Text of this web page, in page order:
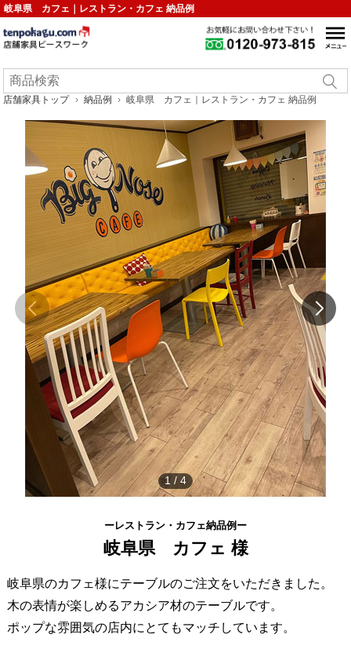
岐阜県 カフェ｜レストラン・カフェ 納品例
店舗家具トップ 納品例 岐阜県 カフェ｜レストラン・カフェ 納品例
1 / 4
ーレストラン・カフェ納品例ー
岐阜県 カフェ 様
岐阜県のカフェ様にテーブルのご注文をいただきました。
木の表情が楽しめるアカシア材のテーブルです。
ポップな雰囲気の店内にとてもマッチしています。